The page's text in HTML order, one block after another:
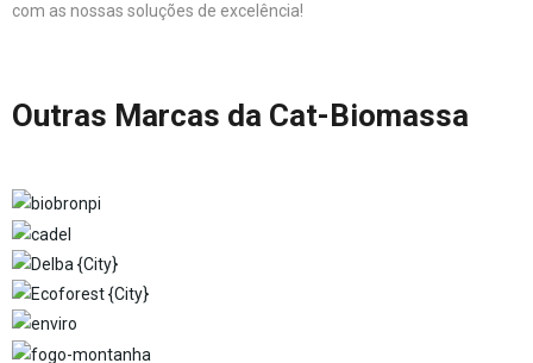
com as nossas soluções de excelência!
Outras Marcas da Cat-Biomassa